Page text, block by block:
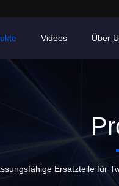
Videos Über
Ersatzteile für